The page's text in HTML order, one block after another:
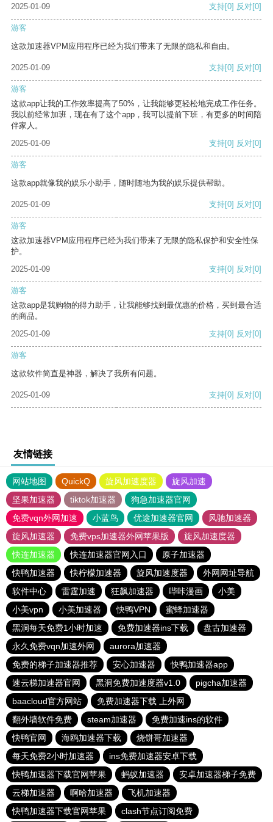
2025-01-09
支持[0] 反对[0]
游客
这款加速器VPM应用程序已经为我们带来了无限的隐私和自由。
2025-01-09 支持[0] 反对[0]
游客
这款app让我的工作效率提高了50%，让我能够更轻松地完成工作任务。
我以前经常加班，现在有了这个app，我可以提前下班，有更多的时间陪
伴家人。
2025-01-09
支持[0] 反对[0]
游客
这款app就像我的娱乐小助手，随时随地为我的娱乐提供帮助。
2025-01-09 支持[0] 反对[0]
游客
这款加速器VPM应用程序已经为我们带来了无限的隐私保护和安全性保
护。
2025-01-09
支持[0] 反对[0]
游客
这款app是我购物的得力助手，让我能够找到最优惠的价格，买到最合适
的商品。
2025-01-09
支持[0] 反对[0]
游客
这款软件简直是神器，解决了我所有问题。
2025-01-09 支持[0] 反对[0]
友情链接
网站地图 QuickQ 旋风加速度器
旋风加速
坚果加速器
tiktok加速器
狗急加速器官网
免费vqn外网加速
小蓝鸟 优途加速器官网
风驰加速器
旋风加速器
免费vps加速器外网苹果版
旋风加速度器
快连加速器
快连加速器官网入口
原子加速器
快鸭加速器
快柠檬加速器 旋风加速度器
外网网址导航
软件中心
雷霆加速 狂飙加速器 哔咔漫画
小美
小美vpn
小美加速器 快鸭VPN
蜜蜂加速器
黑洞每天免费1小时加速
免费加速器ins下载
盘古加速器
永久免费vqn加速外网
aurora加速器
免费的梯子加速器推荐
安心加速器
快鸭加速器app
速云梯加速器官网
黑洞免费加速度器v1.0
pigcha加速器
baacloud官方网站
免费加速器下载 上外网
翻外墙软件免费
steam加速器
免费加速ins的软件
快鸭官网
海鸥加速器下载
烧饼哥加速器
每天免费2小时加速器
ins免费加速器安卓下载
快鸭加速器下载官网苹果
蚂蚁加速器
安卓加速器梯子免费
云梯加速器
啊哈加速器
飞机加速器
快鸭加速器下载官网苹果
clash节点订阅免费